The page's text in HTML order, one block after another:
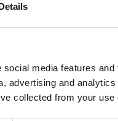
media features
advertising and
collected from your